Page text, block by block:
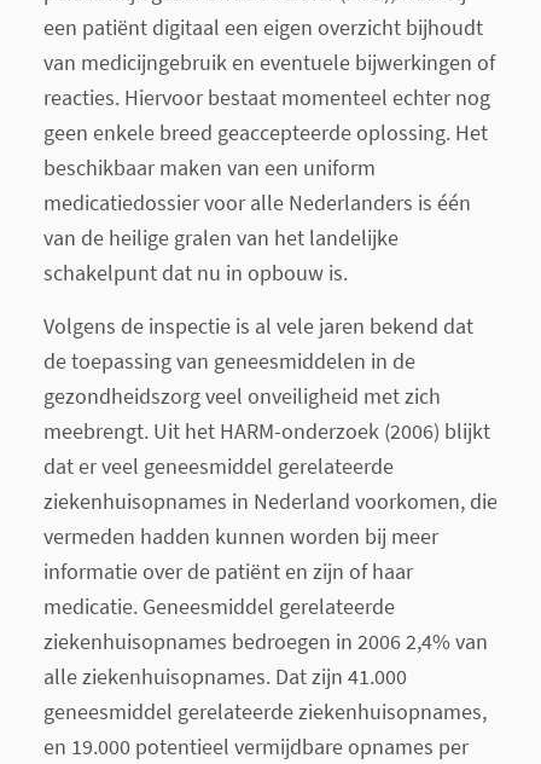
een patiënt digitaal een eigen overzicht bijhoudt
van medicijngebruik en eventuele bijwerkingen of
reacties. Hiervoor bestaat momenteel echter nog
geen enkele breed geaccepteerde oplossing. Het
beschikbaar maken van een uniform
medicatiedossier voor alle Nederlanders is één
van de heilige gralen van het landelijke
schakelpunt dat nu in opbouw is.
Volgens de inspectie is al vele jaren bekend dat
de toepassing van geneesmiddelen in de
gezondheidszorg veel onveiligheid met zich
meebrengt. Uit het HARM-onderzoek (2006) blijkt
dat er veel geneesmiddel gerelateerde
ziekenhuisopnames in Nederland voorkomen, die
vermeden hadden kunnen worden bij meer
informatie over de patiënt en zijn of haar
medicatie. Geneesmiddel gerelateerde
ziekenhuisopnames bedroegen in 2006 2,4% van
alle ziekenhuisopnames. Dat zijn 41.000
geneesmiddel gerelateerde ziekenhuisopnames,
en 19.000 potentieel vermijdbare opnames per